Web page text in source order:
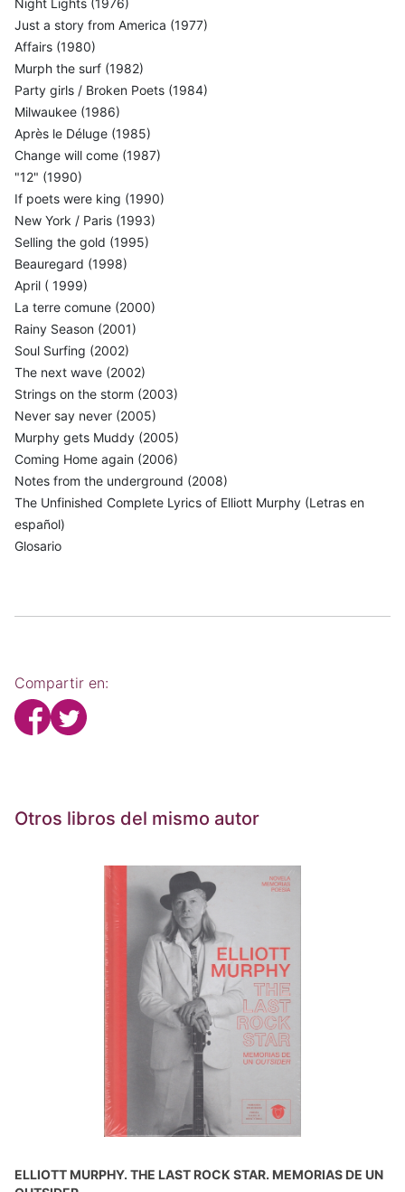
Night Lights (1976)
Just a story from America (1977)
Affairs (1980)
Murph the surf (1982)
Party girls / Broken Poets (1984)
Milwaukee (1986)
Après le Déluge (1985)
Change will come (1987)
"12" (1990)
If poets were king (1990)
New York / Paris (1993)
Selling the gold (1995)
Beauregard (1998)
April ( 1999)
La terre comune (2000)
Rainy Season (2001)
Soul Surfing (2002)
The next wave (2002)
Strings on the storm (2003)
Never say never (2005)
Murphy gets Muddy (2005)
Coming Home again (2006)
Notes from the underground (2008)
The Unfinished Complete Lyrics of Elliott Murphy (Letras en
español)
Glosario
Compartir en:
Otros libros del mismo autor
ELLIOTT MURPHY. THE LAST ROCK STAR. MEMORIAS DE UN